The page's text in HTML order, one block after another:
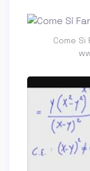
Come Si